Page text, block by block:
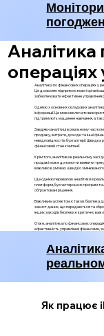
Аналітика
операціях
Аналітика по фінансових операціях у
Це дозволяє підприємствам і
забезпечувати ефективне управління
Однією з основних складових
інформації. Це може включати
підтримують машинне навчання, а
Завдяки аналітиці в реальному часі
продажу, витрати, доходи та інші
невідповідності в бухгалтерії.
фінансовий стан компанії.
Крім того, аналітика в реальному
продажі може допомогти виявити
важливо в умовах швидко змінюваного
Ще однією перевагою аналітики в
платформ, бухгалтерських програм
обґрунтовані рішення.
Важливим аспектом є також безпека
захист даних, що передаються та
інших заходів безпеки є критично
Отже, аналітика по фінансових
ефективність управління фінансами,
Як працює